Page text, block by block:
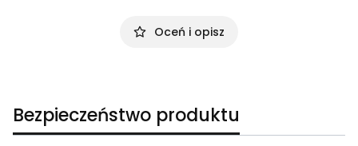
Oceń i opisz
Bezpieczeństwo produktu